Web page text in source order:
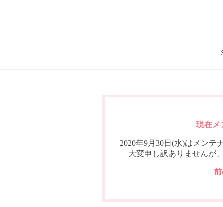
現在メ
2020年9月30日(水)はメンテ
大変申し訳ありませんが
前